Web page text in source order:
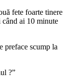
fete foarte tinere
când ai 10 minute
preface scump la
?”